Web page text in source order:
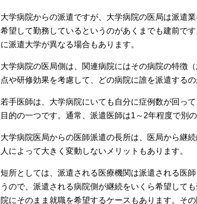
大学病院からの派遣ですが、大学病院の医局は派遣
希望して勤務しているというのがあくまでも建前で
に派遣大学が異なる場合もあります。
大学病院の医局側は、関連病院にはその病院の特徴
点や研修効果を考慮して、どの病院に誰を派遣するの
若手医師は、大学病院にいても自分に症例数が回っ
目的の一つです。通常、派遣医師は1～2年程度で別
大学病院医局からの医師派遣の長所は、医局から継
人によって大きく変動しないメリットもあります。
短所としては、派遣される医療機関は派遣される医
うので、派遣される病院側が継続をいくら希望して
院にそのまま就職を希望するケースもあります。そ